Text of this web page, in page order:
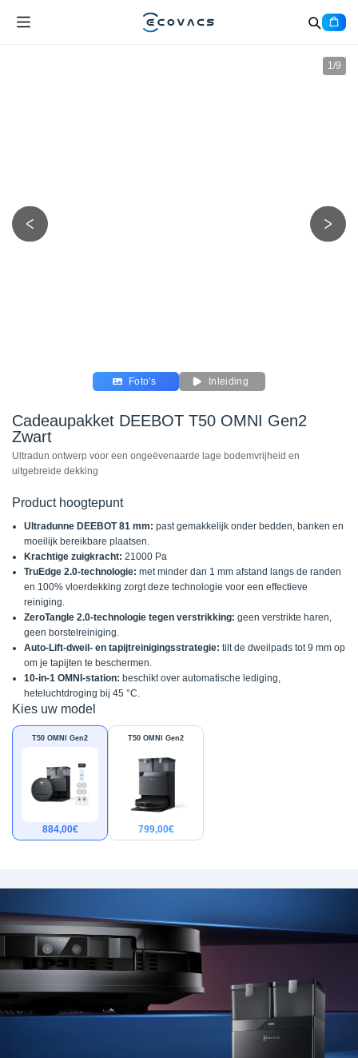
1/9
Foto's Inleiding
Cadeaupakket DEEBOT T50 OMNI Gen2
Zwart
Ultradun ontwerp voor een ongeëvenaarde lage bodemvrijheid en
uitgebreide dekking
Product hoogtepunt
Ultradunne DEEBOT 81 mm: past gemakkelijk onder bedden, banken en
moeilijk bereikbare plaatsen.
Krachtige zuigkracht: 21000 Pa
TruEdge 2.0-technologie: met minder dan 1 mm afstand langs de randen
en 100% vloerdekking zorgt deze technologie voor een effectieve
reiniging.
ZeroTangle 2.0-technologie tegen verstrikking: geen verstrikte haren,
geen borstelreiniging.
Auto-Lift-dweil- en tapijtreinigingsstrategie: tilt de dweilpads tot 9 mm op
om je tapijten te beschermen.
10-in-1 OMNI-station: beschikt over automatische lediging,
heteluchtdroging bij 45 °C.
Kies uw model
T50 OMNI Gen2
884,00€
T50 OMNI Gen2
799,00€